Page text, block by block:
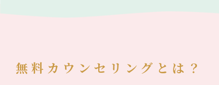
無料カウンセリングとは？